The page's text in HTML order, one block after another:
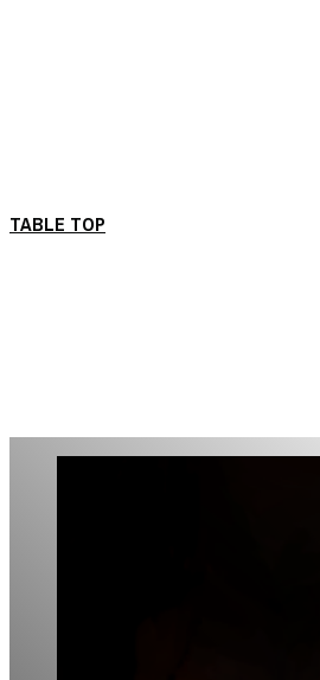
TABLE TOP